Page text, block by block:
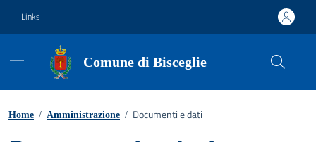
Links
Comune di Bisceglie
Home / Amministrazione / Documenti e dati